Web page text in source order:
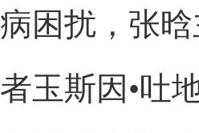
困扰，张
玉斯因•吐